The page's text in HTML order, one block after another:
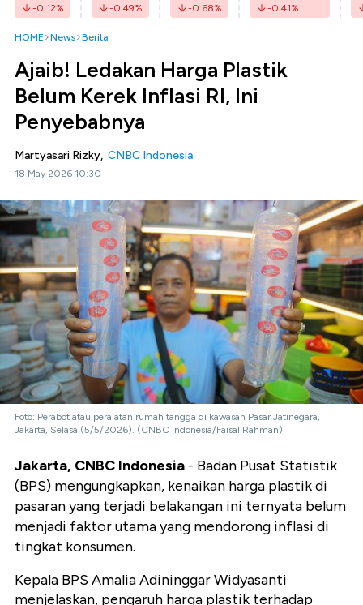
-0.12% -0.49% -0.68% -0.41%
HOME News Berita
Ajaib! Ledakan Harga Plastik
Belum Kerek Inflasi RI, Ini
Penyebabnya
Martyasari Rizky, CNBC Indonesia
18 May 2026 10:30
Foto: Perabot atau peralatan rumah tangga di kawasan Pasar Jatinegara,
Jakarta, Selasa (5/5/2026). (CNBC Indonesia/Faisal Rahman)
Jakarta, CNBC Indonesia - Badan Pusat Statistik
(BPS) mengungkapkan, kenaikan harga plastik di
pasaran yang terjadi belakangan ini ternyata belum
menjadi faktor utama yang mendorong inflasi di
tingkat konsumen.
Kepala BPS Amalia Adininggar Widyasanti
menjelaskan, pengaruh harga plastik terhadap